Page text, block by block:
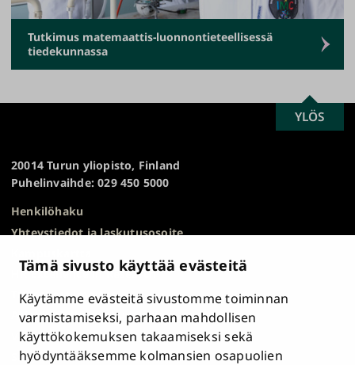
Tämä sivusto käyttää evästeitä
Käytämme evästeitä sivustomme toiminnan
varmistamiseksi, parhaan mahdollisen
käyttökokemuksen takaamiseksi sekä
hyödyntääksemme kolmansien osapuolien
Tutkimus matemaattis-luonnontieteellisessä
tiedekunnassa
20014 Turun yliopisto, Finland
Puhelinvaihde: 029 450 5000
Henkilöhaku
Yhteystiedot ja laskutusosoite
HR Excellence in Research
Tietosuojailmoitus
Asiakirjajulkisuuskuvaus ja tietopyynnöt
Väärinkäytösepäilyt
Saavutettavuusseloste
SCROLL
TO
YLÖS